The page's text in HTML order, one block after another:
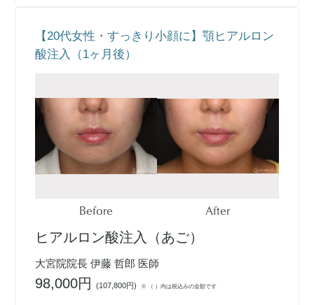
【20代女性・すっきり小顔に】顎ヒアルロン
酸注入（1ヶ月後）
Before After
ヒアルロン酸注入（あご）
大宮院院長 伊藤 哲郎 医師
98,000円(107,800円) ※ （ ）内は税込みの金額です